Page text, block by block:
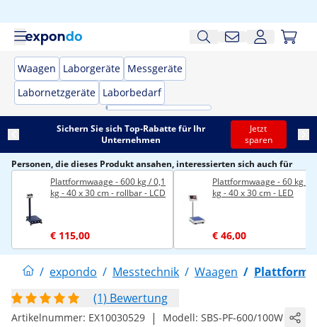
Waagen Laborgeräte Messgeräte
Labornetzgeräte Laborbedarf
Sichern Sie sich Top-Rabatte für Ihr
Unternehmen
Jetzt
sparen
Personen, die dieses Produkt ansahen, interessierten sich auch für
Plattformwaage - 600 kg / 0,1
kg - 40 x 30 cm - rollbar - LCD
€ 115,00
Plattformwaage - 60 kg /
kg - 40 x 30 cm - LED
€ 46,00
/ expondo / Messtechnik / Waagen /
(1) Bewertung
Artikelnummer: EX10030529 | Modell: SBS-PF-600/100W